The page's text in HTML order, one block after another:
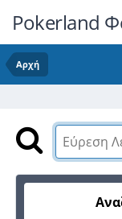
Pokerland
Αρχή